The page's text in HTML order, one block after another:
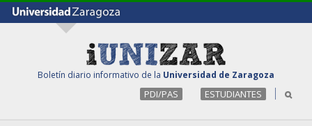
Boletín diario informativo de la Universidad de Zaragoza
PDI/PAS ESTUDIANTES